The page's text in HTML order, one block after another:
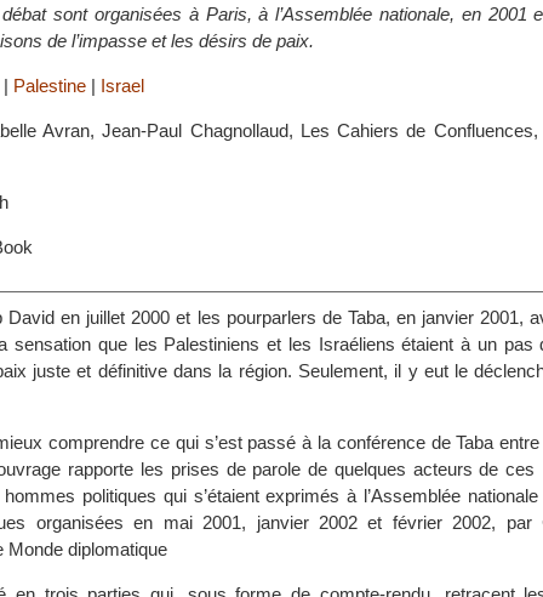
sont organisées à Paris, à l’Assemblée nationale, en 2001
de l’impasse et les désirs de paix.
| Palestine | Israel
Avran, Jean-Paul Chagnollaud, Les Cahiers de
David en juillet 2000 et les pourparlers de Taba, en janvier 2001,
sensation que les Palestiniens et les Israéliens étaient à un pas
juste et définitive dans la région. Seulement, il y eut le
comprendre ce qui s’est passé à la conférence de Taba
rapporte les prises de parole de quelques acteurs de ces
hommes politiques qui s’étaient exprimés à l’Assemblée
organisées en mai 2001, janvier 2002 et février 2002, par
Monde diplomatique